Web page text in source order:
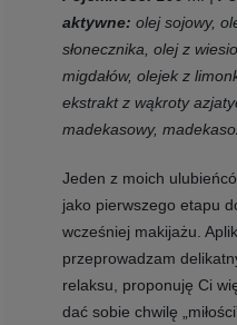
aktywne: olej sojowy,
słonecznika, olej z
migdałów, olejek z
ekstrakt z wąkroty
madekasowy,
Jeden z moich
jako pierwszego etapu
wcześniej makijażu.
przeprowadzam
relaksu, proponuję Ci
dać sobie chwilę